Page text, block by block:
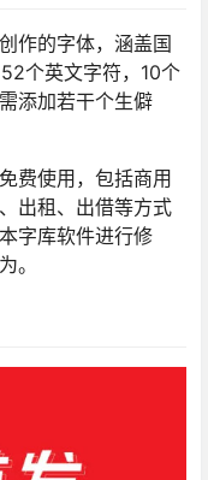
作的字体，涵盖国
个英文字符，10个
添加若干个生僻
费使用，包括商用
出租、出借等方式
字库软件进行修
。